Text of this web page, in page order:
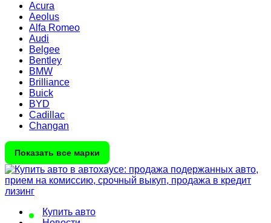
Acura
Aeolus
Alfa Romeo
Audi
Belgee
Bentley
BMW
Brilliance
Buick
BYD
Cadillac
Changan
Показать все марки
Купить авто